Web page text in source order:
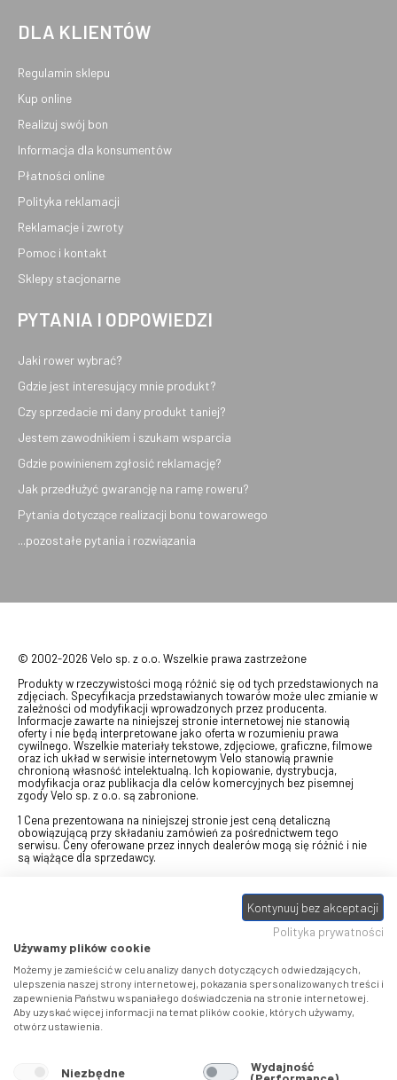
DLA KLIENTÓW
Regulamin sklepu
Kup online
Realizuj swój bon
Informacja dla konsumentów
Płatności online
Polityka reklamacji
Reklamacje i zwroty
Pomoc i kontakt
Sklepy stacjonarne
PYTANIA I ODPOWIEDZI
Jaki rower wybrać?
Gdzie jest interesujący mnie produkt?
Czy sprzedacie mi dany produkt taniej?
Jestem zawodnikiem i szukam wsparcia
Gdzie powinienem zgłosić reklamację?
Jak przedłużyć gwarancję na ramę roweru?
Pytania dotyczące realizacji bonu towarowego
...pozostałe pytania i rozwiązania
© 2002-2026 Velo sp. z o.o. Wszelkie prawa zastrzeżone
Produkty w rzeczywistości mogą różnić się od tych przedstawionych na
zdjęciach. Specyfikacja przedstawianych towarów może ulec zmianie w
zależności od modyfikacji wprowadzonych przez producenta.
Informacje zawarte na niniejszej stronie internetowej nie stanowią
oferty i nie będą interpretowane jako oferta w rozumieniu prawa
cywilnego. Wszelkie materiały tekstowe, zdjęciowe, graficzne, filmowe
oraz ich układ w serwisie internetowym Velo stanowią prawnie
chronioną własność intelektualną. Ich kopiowanie, dystrybucja,
modyfikacja oraz publikacja dla celów komercyjnych bez pisemnej
zgody Velo sp. z o.o. są zabronione.
1 Cena prezentowana na niniejszej stronie jest ceną detaliczną
obowiązującą przy składaniu zamówień za pośrednictwem tego
serwisu. Ceny oferowane przez innych dealerów mogą się różnić i nie
są wiążące dla sprzedawcy.
swój bon" na towary z oferty VELO, aktualnie dostępnej na stronie
, w ramach sprzedaży premiowej. Dowiedz się jak
stronie promocji. Prezentowana wartość
eBonu uwzględnia fakt wyrażenia - w procesie rejestracji w Panelu
klienta- zgody na otrzymywanie drogą mailową informacji handlowo-
marketingowe, np. newsletter rowerowy. W przypadku braku zgody
wartość eBonu zostanie obniżona o 10 zł.
Pamiętaj, że eBony za produkty SIDI dotyczą zakupów w sklepach
SIDI Center, produkty Castelli zakupów w placówkach tworzących
Castelli Center.
Kontynuuj bez akceptacji
Polityka prywatności
Używamy plików cookie
Możemy je zamieścić w celu analizy danych dotyczących odwiedzających,
ulepszenia naszej strony internetowej, pokazania spersonalizowanych treści i
zapewnienia Państwu wspaniałego doświadczenia na stronie internetowej.
Aby uzyskać więcej informacji na temat plików cookie, których używamy,
otwórz ustawienia.
Niezbędne Wydajność